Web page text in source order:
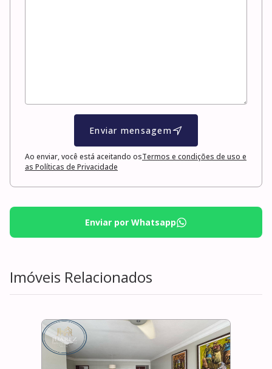
Enviar mensagem
Ao enviar, você está aceitando osTermos e condições de uso e
as Políticas de Privacidade
Enviar por Whatsapp
Imóveis Relacionados